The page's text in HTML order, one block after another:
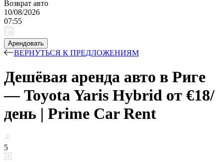
Возврат авто
10/08/2026
07:55
Арендовать
ВЕРНУТЬСЯ К ПРЕДЛОЖЕНИЯМ
Дешёвая аренда авто в Риге
— Toyota Yaris Hybrid от €18/
день | Prime Car Rent
5